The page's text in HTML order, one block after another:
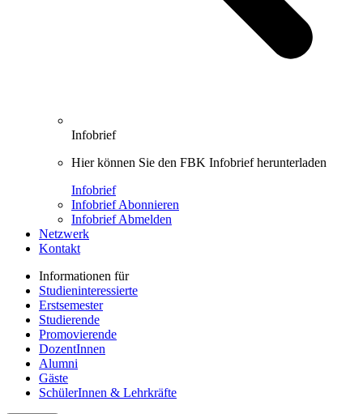
Infobrief
Hier können Sie den FBK Infobrief herunterladen
Infobrief
Infobrief Abonnieren
Infobrief Abmelden
Netzwerk
Kontakt
Informationen für
Studieninteressierte
Erstsemester
Studierende
Promovierende
DozentInnen
Alumni
Gäste
SchülerInnen & Lehrkräfte